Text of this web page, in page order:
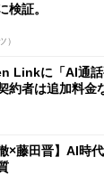
検証。
）
Linkに「AI通
約者は追加料金
×藤田晋】AI時